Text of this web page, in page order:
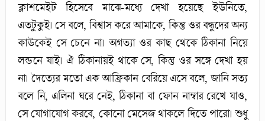
ক্লাশমেইট হিসেবে মাঝে-মধ্যে দেখা হয়েছে ইউনিতে,
এতটুকুই। সে বলে, বিশ্বাস করে আমাকে, কিন্তু ওর বন্ধুদের অন্য
কাউকেই সে চেনে না। অগত্যা ওর কাছ থেকে ঠিকানা নিয়ে
লন্ডনে যাই। ঐ ঠিকানায়ই থাকে সে, কিন্তু ওর সঙ্গে দেখা হয়
না। দৈত্যের মতো এক আফ্রিকান বেরিয়ে এসে বলে, জানি সত্য
বলে নি, এলিনা ঘরে নেই, ঠিকানা বা ফোন নাম্বার রেখে যাও,
সে যোগাযোগ করবে, কোনো মেসেজ থাকলে দিতে পারো। শুধু